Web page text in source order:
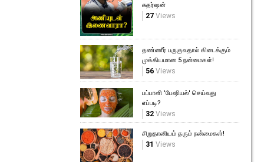
சுதர்ஷன்
27 Views
தண்ணீர் பருகுவதால் கிடைக்கும்
முக்கியமான 5 நன்மைகள்!
56 Views
பப்பாளி 'பேஷியல்' செய்வது
எப்படி?
32 Views
சிறுதானியம் தரும் நன்மைகள்!
31 Views